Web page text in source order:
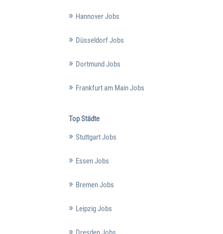
Hannover Jobs
Düsseldorf Jobs
Dortmund Jobs
Frankfurt am Main Jobs
Top Städte
Stuttgart Jobs
Essen Jobs
Bremen Jobs
Leipzig Jobs